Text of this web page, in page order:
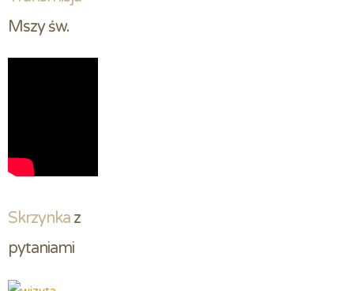
Mszy św.
Skrzynka z
pytaniami